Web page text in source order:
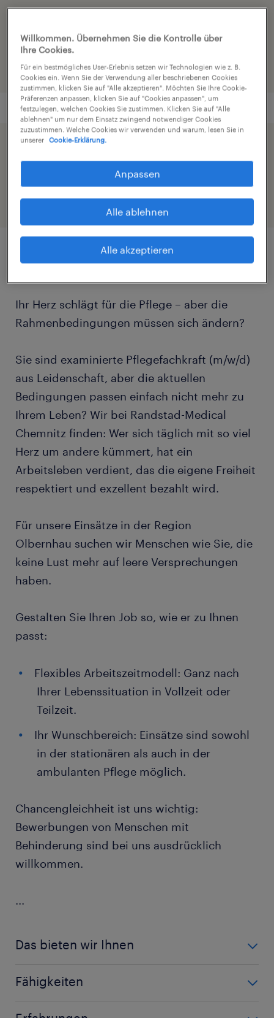
C01284581
Freigabe Ihres Profils
Job Details
Ihr Herz schlägt für die Pflege – aber die
Rahmenbedingungen müssen sich ändern?
Sie sind examinierte Pflegefachkraft (m/w/d)
aus Leidenschaft, aber die aktuellen
Bedingungen passen einfach nicht mehr zu
Ihrem Leben? Wir bei Randstad-Medical
Chemnitz finden: Wer sich täglich mit so viel
Herz um andere kümmert, hat ein
Arbeitsleben verdient, das die eigene Freiheit
respektiert und exzellent bezahlt wird.
Für unsere Einsätze in der Region
Olbernhau suchen wir Menschen wie Sie, die
keine Lust mehr auf leere Versprechungen
haben.
Gestalten Sie Ihren Job so, wie er zu Ihnen
passt:
Flexibles Arbeitszeitmodell: Ganz nach
Ihrer Lebenssituation in Vollzeit oder
Teilzeit.
Ihr Wunschbereich: Einsätze sind sowohl
in der stationären als auch in der
ambulanten Pflege möglich.
Chancengleichheit ist uns wichtig:
Bewerbungen von Menschen mit
Behinderung sind bei uns ausdrücklich
willkommen.
...
Das bieten wir Ihnen
attraktiven Grundgehalt von 24 € bis 27 € pro
Fähigkeiten
Willkommen. Übernehmen Sie die Kontrolle über
Ihre Cookies.
Für ein bestmögliches User-Erlebnis setzen wir Technologien wie z. B.
Cookies ein. Wenn Sie der Verwendung aller beschriebenen Cookies
zustimmen, klicken Sie auf "Alle akzeptieren". Möchten Sie Ihre Cookie-
Präferenzen anpassen, klicken Sie auf "Cookies anpassen", um
festzulegen, welchen Cookies Sie zustimmen. Klicken Sie auf "Alle
ablehnen" um nur dem Einsatz zwingend notwendiger Cookies
zuzustimmen. Welche Cookies wir verwenden und warum, lesen Sie in
unserer
Cookie-Erklärung.
Anpassen
Alle ablehnen
Alle akzeptieren